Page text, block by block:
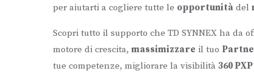
per aiutarti a cogliere tutte le opportunità del
Scopri tutto il supporto che TD SYNNEX ha da
motore di crescita, massimizzare il tuo
tue competenze, migliorare la visibilità 360 PXP